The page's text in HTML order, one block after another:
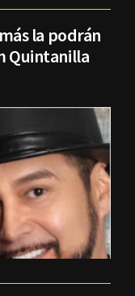
la podrán
Quintanilla